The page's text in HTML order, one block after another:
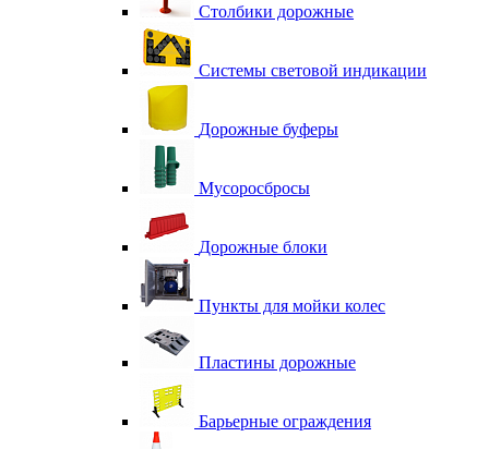
Столбики дорожные
Системы световой индикации
Дорожные буферы
Мусоросбросы
Дорожные блоки
Пункты для мойки колес
Пластины дорожные
Барьерные ограждения